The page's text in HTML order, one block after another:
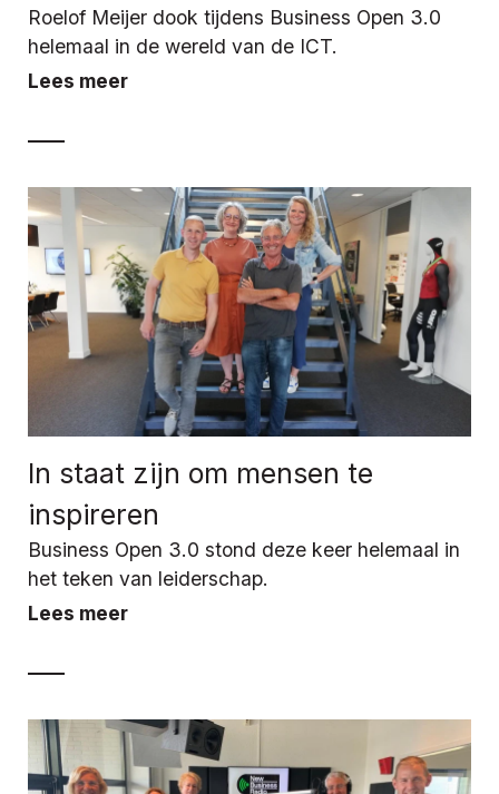
Roelof Meijer dook tijdens Business Open 3.0
helemaal in de wereld van de ICT.
Lees meer
In staat zijn om mensen te
inspireren
Business Open 3.0 stond deze keer helemaal in
het teken van leiderschap.
Lees meer